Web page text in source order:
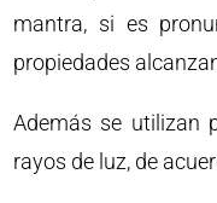
mantra, si es
propiedades
Además se utilizan
rayos de luz, de